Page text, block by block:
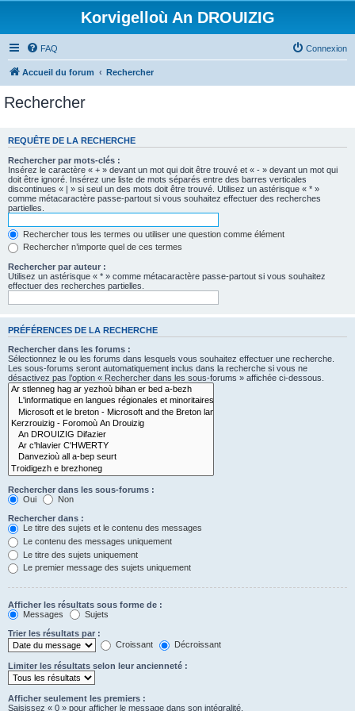
Korvigelloù An DROUIZIG
FAQ Connexion
Accueil du forum Rechercher
Rechercher
REQUÊTE DE LA RECHERCHE
Rechercher par mots-clés :
Insérez le caractère « + » devant un mot qui doit être trouvé et « - » devant un mot qui
doit être ignoré. Insérez une liste de mots séparés entre des barres verticales
discontinues « | » si seul un des mots doit être trouvé. Utilisez un astérisque « * »
comme métacaractère passe-partout si vous souhaitez effectuer des recherches
partielles.
Rechercher tous les termes ou utiliser une question comme élément
Rechercher n’importe quel de ces termes
Rechercher par auteur :
Utilisez un astérisque « * » comme métacaractère passe-partout si vous souhaitez
effectuer des recherches partielles.
PRÉFÉRENCES DE LA RECHERCHE
Rechercher dans les forums :
Sélectionnez le ou les forums dans lesquels vous souhaitez effectuer une recherche.
Les sous-forums seront automatiquement inclus dans la recherche si vous ne
désactivez pas l’option « Rechercher dans les sous-forums » affichée ci-dessous.
Rechercher dans les sous-forums :
Oui
Non
Rechercher dans :
Le titre des sujets et le contenu des messages
Le contenu des messages uniquement
Le titre des sujets uniquement
Le premier message des sujets uniquement
Afficher les résultats sous forme de :
Messages
Sujets
Trier les résultats par :
Croissant
Décroissant
Limiter les résultats selon leur ancienneté :
Afficher seulement les premiers :
Saisissez « 0 » pour afficher le message dans son intégralité.